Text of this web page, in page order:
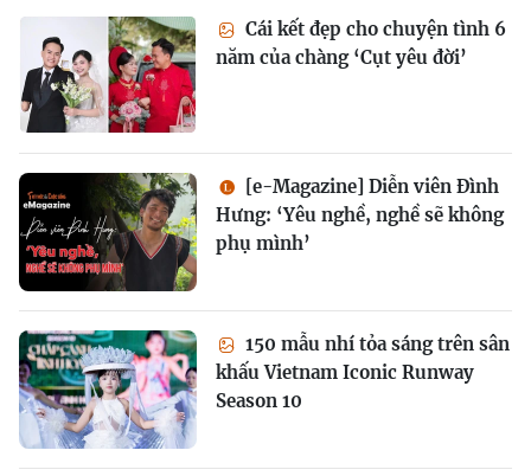
Cái kết đẹp cho chuyện tình 6
năm của chàng ‘Cụt yêu đời’
[e-Magazine] Diễn viên Đình
Hưng: ‘Yêu nghề, nghề sẽ không
phụ mình’
150 mẫu nhí tỏa sáng trên sân
khấu Vietnam Iconic Runway
Season 10